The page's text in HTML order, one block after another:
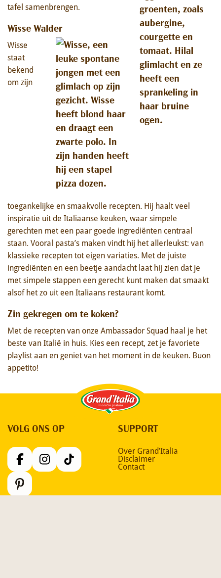
tafel samenbrengen.
Wisse Walder
Wisse
staat
bekend
om zijn
toegankelijke en smaakvolle recepten. Hij haalt veel
inspiratie uit de Italiaanse keuken, waar simpele
gerechten met een paar goede ingrediënten centraal
staan. Vooral pasta’s maken vindt hij het allerleukst: van
klassieke recepten tot eigen variaties. Met de juiste
ingrediënten en een beetje aandacht laat hij zien dat je
met simpele stappen een gerecht kunt maken dat smaakt
alsof het zo uit een Italiaans restaurant komt.
Zin gekregen om te koken?
Met de recepten van onze Ambassador Squad haal je het
beste van Italië in huis. Kies een recept, zet je favoriete
playlist aan en geniet van het moment in de keuken. Buon
appetito!
Grand'Italia
VOLG ONS OP SUPPORT
Over Grand’Italia
Disclaimer
Contact